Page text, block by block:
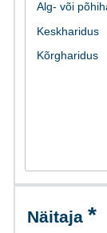
Näitaja